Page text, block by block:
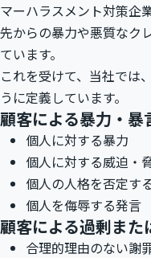
マーハラスメント対策企
先からの暴力や悪質なク
ています。
これを受けて、当社では
うに定義しています。
顧客による暴力・暴
個人に対する暴力
個人に対する威迫・
個人の人格を否定す
個人を侮辱する発言
顧客による過剰また
合理的理由のない謝